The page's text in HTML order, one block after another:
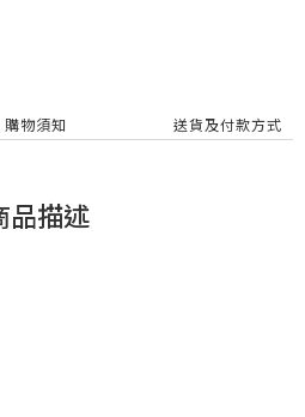
購物須知 送貨及付款方式
品描述